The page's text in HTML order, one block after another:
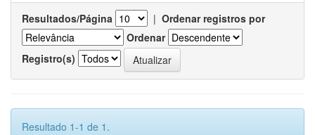
Resultados/Página | Ordenar registros por
Ordenar
Registro(s)
Resultado 1-1 de 1.